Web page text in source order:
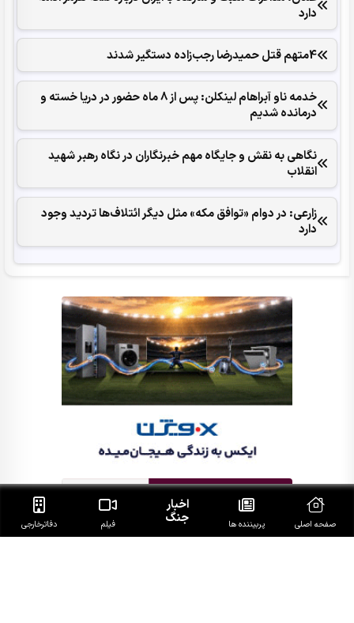
دارد
4متهم قتل حمیدرضا رجب‌زاده دستگیر شدند
خدمه ناو آبراهام لینکلن: پس از 8 ماه حضور در دریا خسته و
درمانده‌ شدیم
نگاهی به نقش و جایگاه مهم خبرنگاران در نگاه رهبر شهید
انقلاب
زارعی: در دوام «توافق مکه» مثل دیگر ائتلاف‌ها تردید وجود
دارد
صفحه اصلی پربیننده ها
اخبار
جنگ فیلم دفاتر‌خارجی